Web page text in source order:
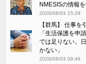
NMESISの情報を
2026/08/03 15:29
【群馬】 仕事
「生活保護を申
では足りない。
かない」
2026/08/03 09:46